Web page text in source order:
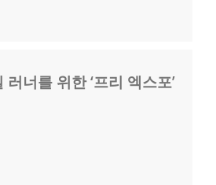
너를 위한 ‘프리 엑스포’